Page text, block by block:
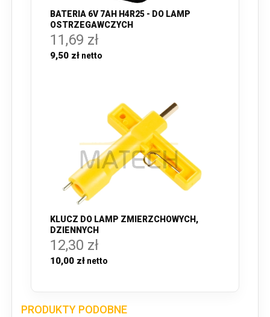
BATERIA 6V 7AH H4R25 - DO LAMP
OSTRZEGAWCZYCH
11,69 zł
9,50 zł
KLUCZ DO LAMP ZMIERZCHOWYCH,
DZIENNYCH
12,30 zł
10,00 zł
PRODUKTY PODOBNE